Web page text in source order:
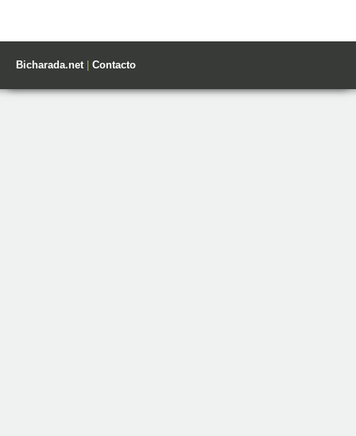
Bicharada.net| Contacto